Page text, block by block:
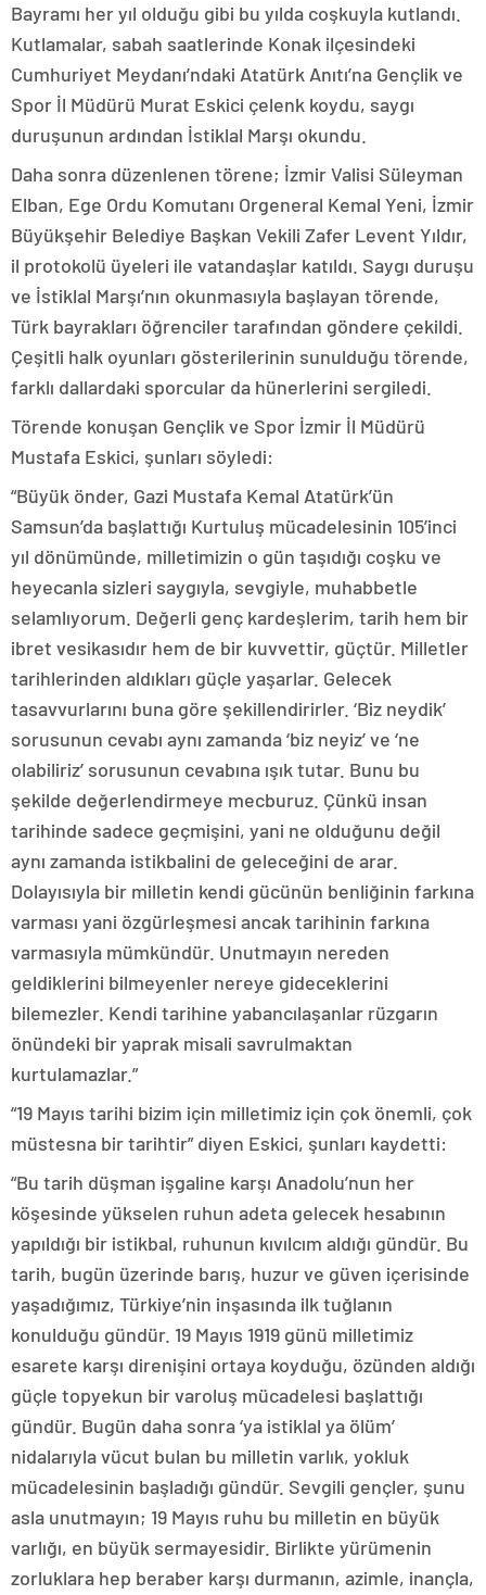
Bayramı her yıl olduğu gibi bu yılda coşkuyla kutlandı.
Kutlamalar, sabah saatlerinde Konak ilçesindeki
Cumhuriyet Meydanı’ndaki Atatürk Anıtı’na Gençlik ve
Spor İl Müdürü Murat Eskici çelenk koydu, saygı
duruşunun ardından İstiklal Marşı okundu.
Daha sonra düzenlenen törene; İzmir Valisi Süleyman
Elban, Ege Ordu Komutanı Orgeneral Kemal Yeni, İzmir
Büyükşehir Belediye Başkan Vekili Zafer Levent Yıldır,
il protokolü üyeleri ile vatandaşlar katıldı. Saygı duruşu
ve İstiklal Marşı’nın okunmasıyla başlayan törende,
Türk bayrakları öğrenciler tarafından göndere çekildi.
Çeşitli halk oyunları gösterilerinin sunulduğu törende,
farklı dallardaki sporcular da hünerlerini sergiledi.
Törende konuşan Gençlik ve Spor İzmir İl Müdürü
Mustafa Eskici, şunları söyledi:
“Büyük önder, Gazi Mustafa Kemal Atatürk’ün
Samsun’da başlattığı Kurtuluş mücadelesinin 105’inci
yıl dönümünde, milletimizin o gün taşıdığı coşku ve
heyecanla sizleri saygıyla, sevgiyle, muhabbetle
selamlıyorum. Değerli genç kardeşlerim, tarih hem bir
ibret vesikasıdır hem de bir kuvvettir, güçtür. Milletler
tarihlerinden aldıkları güçle yaşarlar. Gelecek
tasavvurlarını buna göre şekillendirirler. ‘Biz neydik’
sorusunun cevabı aynı zamanda ‘biz neyiz’ ve ‘ne
olabiliriz’ sorusunun cevabına ışık tutar. Bunu bu
şekilde değerlendirmeye mecburuz. Çünkü insan
tarihinde sadece geçmişini, yani ne olduğunu değil
aynı zamanda istikbalini de geleceğini de arar.
Dolayısıyla bir milletin kendi gücünün benliğinin farkına
varması yani özgürleşmesi ancak tarihinin farkına
varmasıyla mümkündür. Unutmayın nereden
geldiklerini bilmeyenler nereye gideceklerini
bilemezler. Kendi tarihine yabancılaşanlar rüzgarın
önündeki bir yaprak misali savrulmaktan
kurtulamazlar.”
“19 Mayıs tarihi bizim için milletimiz için çok önemli, çok
müstesna bir tarihtir” diyen Eskici, şunları kaydetti:
“Bu tarih düşman işgaline karşı Anadolu’nun her
köşesinde yükselen ruhun adeta gelecek hesabının
yapıldığı bir istikbal, ruhunun kıvılcım aldığı gündür. Bu
tarih, bugün üzerinde barış, huzur ve güven içerisinde
yaşadığımız, Türkiye’nin inşasında ilk tuğlanın
konulduğu gündür. 19 Mayıs 1919 günü milletimiz
esarete karşı direnişini ortaya koyduğu, özünden aldığı
güçle topyekun bir varoluş mücadelesi başlattığı
gündür. Bugün daha sonra ‘ya istiklal ya ölüm’
nidalarıyla vücut bulan bu milletin varlık, yokluk
mücadelesinin başladığı gündür. Sevgili gençler, şunu
asla unutmayın; 19 Mayıs ruhu bu milletin en büyük
varlığı, en büyük sermayesidir. Birlikte yürümenin
zorluklara hep beraber karşı durmanın, azimle, inançla,